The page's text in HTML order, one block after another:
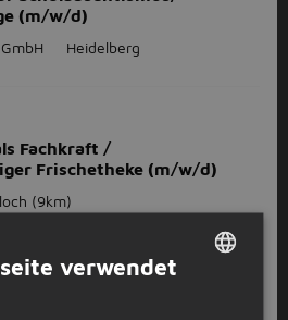
(m/w/d)
Heidelberg
Fachkraft /
Frischetheke (m/w/d)
(9km)
verwendet